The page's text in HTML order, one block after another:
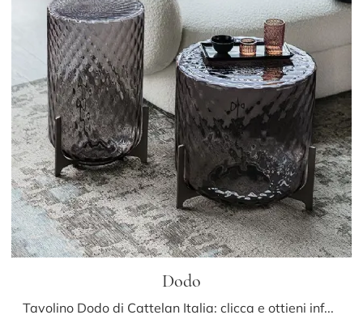
Dodo
Tavolino Dodo di Cattelan Italia: clicca e ottieni informazioni sui Complementi e tavolini moderni in vetro del noto e conosciuto marchio!